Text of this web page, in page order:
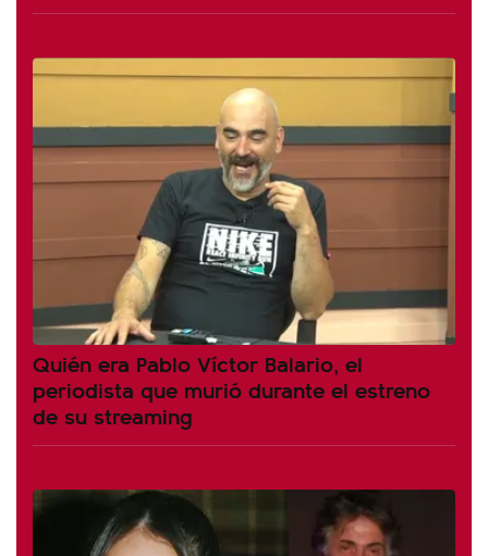
Quién era Pablo Víctor Balario, el
periodista que murió durante el estreno
de su streaming